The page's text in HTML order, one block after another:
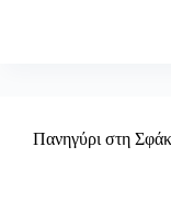
Πανηγύρι στη